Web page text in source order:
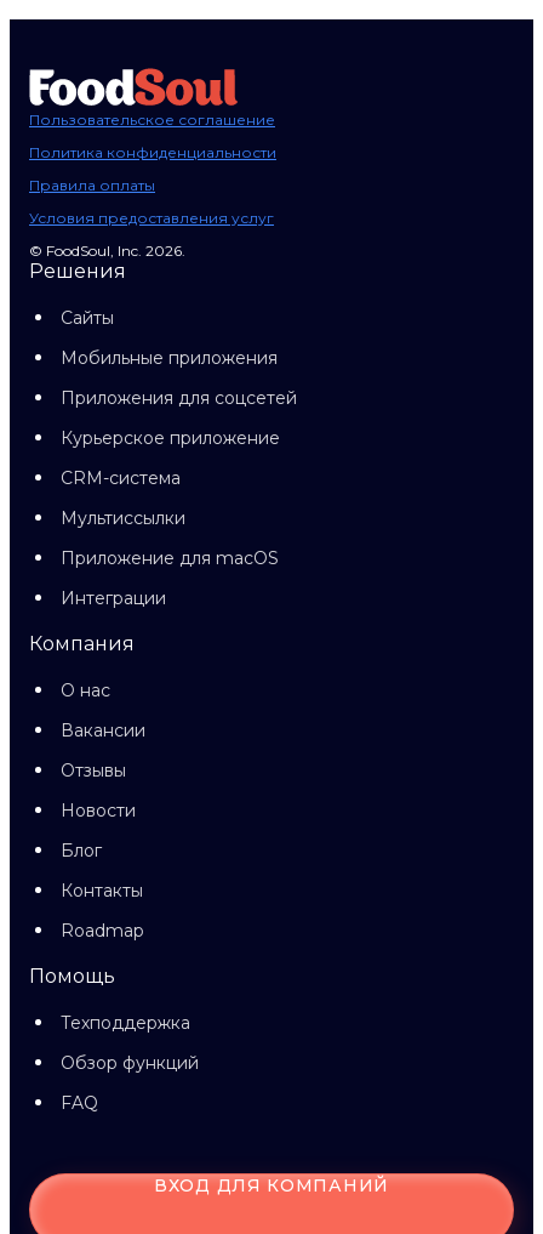
Пользовательское соглашение
Политика конфиденциальности
Правила оплаты
Условия предоставления услуг
© FoodSoul, Inc. 2026.
Решения
Сайты
Мобильные приложения
Приложения для соцсетей
Курьерское приложение
CRM-система
Мультиссылки
Приложение для macOS
Интеграции
Компания
О нас
Вакансии
Отзывы
Новости
Блог
Контакты
Roadmap
Помощь
Техподдержка
Обзор функций
FAQ
ВХОД ДЛЯ КОМПАНИЙ